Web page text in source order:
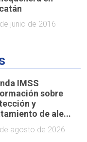
junio de 2016
IMSS
sobre
y
de ale...
agosto de 2026